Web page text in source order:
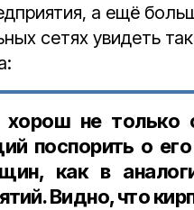
а ещё
сетях увидеть
хорош не только
поспорить о его
как в
Видно, что